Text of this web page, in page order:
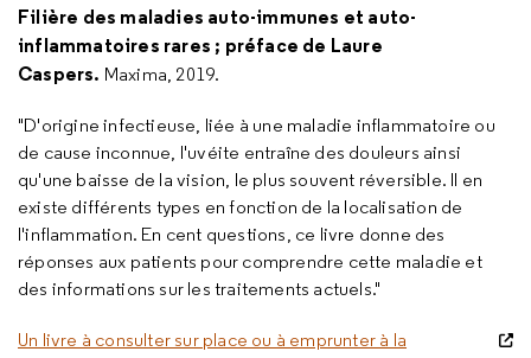
Filière des maladies auto-immunes et auto-
inflammatoires rares ; préface de Laure
Caspers. Maxima, 2019.
"D'origine infectieuse, liée à une maladie inflammatoire ou
de cause inconnue, l'uvéite entraîne des douleurs ainsi
qu'une baisse de la vision, le plus souvent réversible. Il en
existe différents types en fonction de la localisation de
l'inflammation. En cent questions, ce livre donne des
réponses aux patients pour comprendre cette maladie et
des informations sur les traitements actuels."
Un livre à consulter sur place ou à emprunter à la